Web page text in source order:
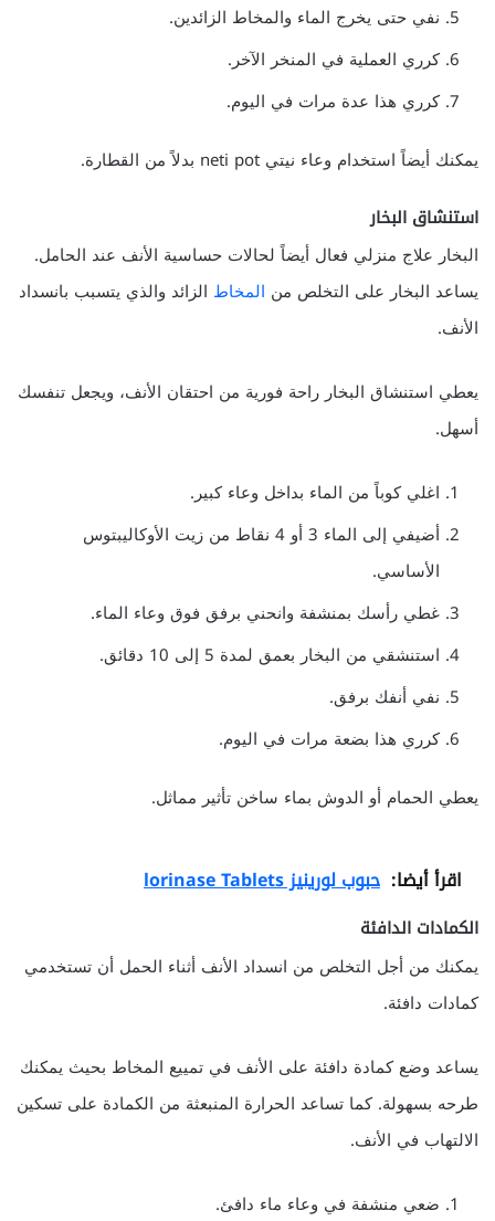
نفي حتى يخرج الماء والمخاط الزائدين.
كرري العملية في المنخر الآخر.
كرري هذا عدة مرات في اليوم.
يمكنك أيضاً استخدام وعاء نيتي neti pot بدلاً من القطارة.
استنشاق البخار
البخار علاج منزلي فعال أيضاً لحالات حساسية الأنف عند الحامل.
يساعد البخار على التخلص من المخاط الزائد والذي يتسبب بانسداد
الأنف.
يعطي استنشاق البخار راحة فورية من احتقان الأنف، ويجعل تنفسك
أسهل.
اغلي كوباً من الماء بداخل وعاء كبير.
أضيفي إلى الماء 3 أو 4 نقاط من زيت الأوكاليبتوس
الأساسي.
غطي رأسك بمنشفة وانحني برفق فوق وعاء الماء.
استنشقي من البخار بعمق لمدة 5 إلى 10 دقائق.
نفي أنفك برفق.
كرري هذا بضعة مرات في اليوم.
يعطي الحمام أو الدوش بماء ساخن تأثير مماثل.
اقرأ أيضا: حبوب لورينيز lorinase Tablets
الكمادات الدافئة
يمكنك من أجل التخلص من انسداد الأنف أثناء الحمل أن تستخدمي
كمادات دافئة.
يساعد وضع كمادة دافئة على الأنف في تمييع المخاط بحيث يمكنك
طرحه بسهولة. كما تساعد الحرارة المنبعثة من الكمادة على تسكين
الالتهاب في الأنف.
ضعي منشفة في وعاء ماء دافئ.